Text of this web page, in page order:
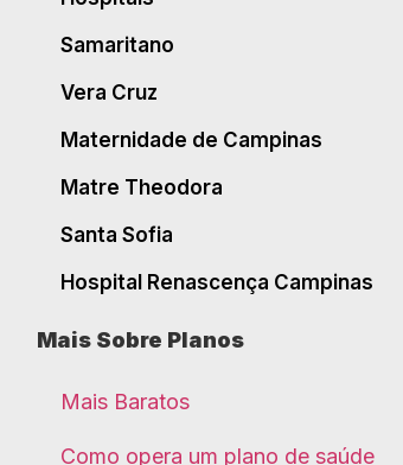
Samaritano
Vera Cruz
Maternidade de Campinas
Matre Theodora
Santa Sofia
Hospital Renascença Campinas
Mais Sobre Planos
Mais Baratos
Como opera um plano de saúde